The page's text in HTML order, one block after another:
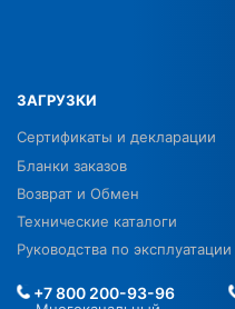
ЗАГРУЗКИ
Сертификаты и декларации
Бланки заказов
Возврат и Обмен
Технические каталоги
Руководства по эксплуатации
+7 800 200-93-96